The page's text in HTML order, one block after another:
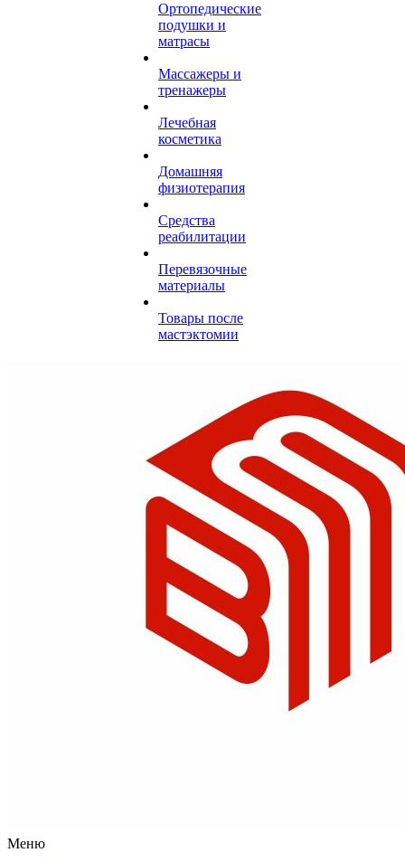
Ортопедические
подушки и
матрасы
Массажеры и
тренажеры
Лечебная
косметика
Домашняя
физиотерапия
Средства
реабилитации
Перевязочные
материалы
Товары после
мастэктомии
Меню